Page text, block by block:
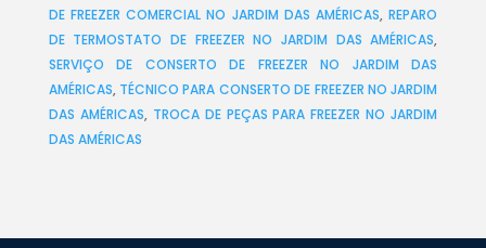
DE FREEZER COMERCIAL NO JARDIM DAS AMÉRICAS,REPARO
DE TERMOSTATO DE FREEZER NO JARDIM DAS AMÉRICAS,
SERVIÇO DE CONSERTO DE FREEZER NO JARDIM DAS
AMÉRICAS, TÉCNICO PARA CONSERTO DE FREEZER NO JARDIM
DAS AMÉRICAS, TROCA DE PEÇAS PARA FREEZER NO JARDIM
DAS AMÉRICAS